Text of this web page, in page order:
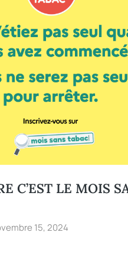
C’EST LE MOIS
15, 2024